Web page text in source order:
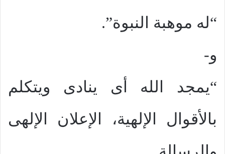
“له موهبة النبوة”.
و-
“يمجد الله أى ينادى ويتكلم
بالأقوال الإلهية، الإعلان الإلهى